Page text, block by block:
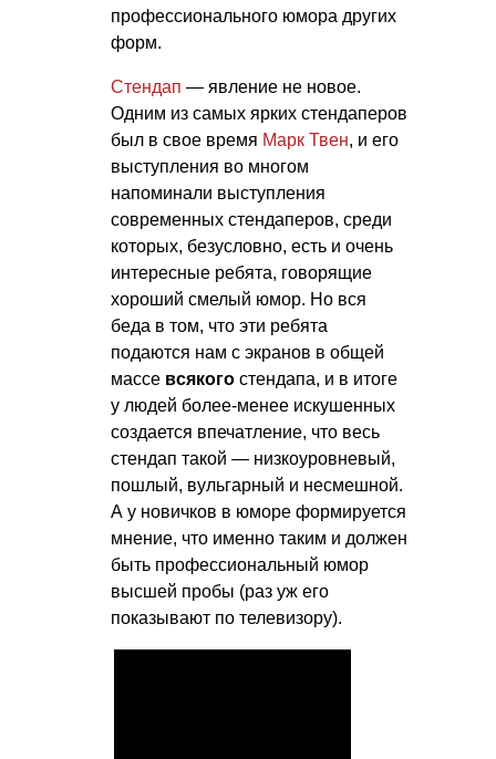
профессионального юмора других
форм.
Стендап — явление не новое.
Одним из самых ярких стендаперов
был в свое время Марк Твен, и его
выступления во многом
напоминали выступления
современных стендаперов, среди
которых, безусловно, есть и очень
интересные ребята, говорящие
хороший смелый юмор. Но вся
беда в том, что эти ребята
подаются нам с экранов в общей
массе всякого стендапа, и в итоге
у людей более-менее искушенных
создается впечатление, что весь
стендап такой — низкоуровневый,
пошлый, вульгарный и несмешной.
А у новичков в юморе формируется
мнение, что именно таким и должен
быть профессиональный юмор
высшей пробы (раз уж его
показывают по телевизору).